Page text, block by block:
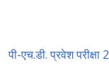
पी-एच.डी. प्रवेश